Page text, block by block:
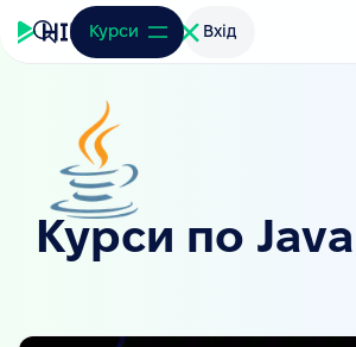
Курси Вхід
Курси по Java